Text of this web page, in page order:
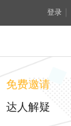
登录
免费邀请
达人解疑